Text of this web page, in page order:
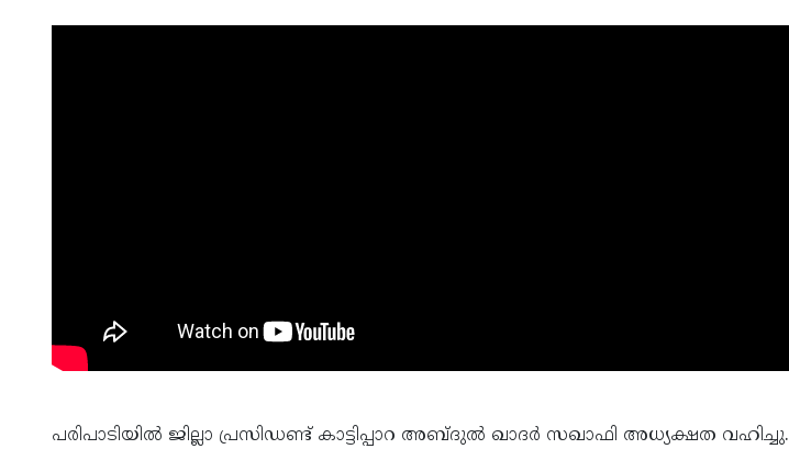
പരിപാടിയില്‍ ജില്ലാ പ്രസിഡണ്ട് കാട്ടിപ്പാറ അബ്ദുല്‍ ഖാദര്‍ സഖാഫി അധ്യക്ഷത വഹിച്ചു.